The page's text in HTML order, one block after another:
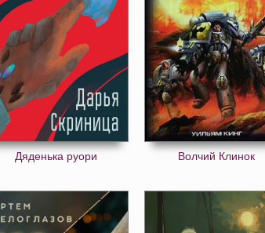
Дяденька руори Волчий Клинок